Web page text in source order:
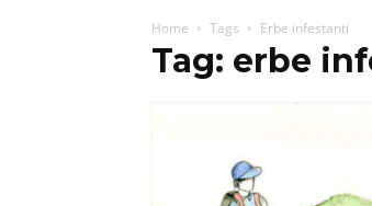
Home Tags Erbe infestanti
Tag: erbe